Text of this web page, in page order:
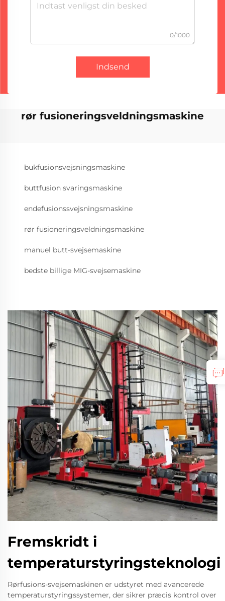
0/1000
Indsend
rør fusioneringsveldningsmaskine
bukfusionsvejsningsmaskine
buttfusion svaringsmaskine
endefusionssvejsningsmaskine
rør fusioneringsveldningsmaskine
manuel butt-svejsemaskine
bedste billige MIG-svejsemaskine
Fremskridt i
temperaturstyringsteknologi
Rørfusions-svejsemaskinen er udstyret med avancerede
temperaturstyringssystemer, der sikrer præcis kontrol over